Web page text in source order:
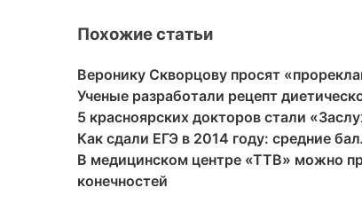
Похожие статьи
Веронику Скворцову просят
Ученые разработали рецепт
5 красноярских докторов стали
Как сдали ЕГЭ в 2014 году: средние
В медицинском центре «ТТВ» можно
конечностей